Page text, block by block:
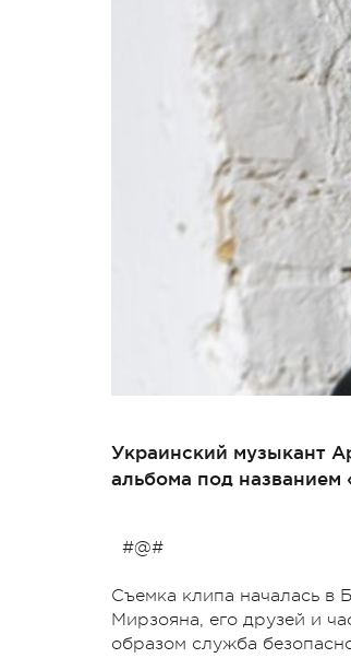
Украинский музыкант
альбома под
#@#
Съемка клипа началась в
Мирзояна, его друзей и
образом служба